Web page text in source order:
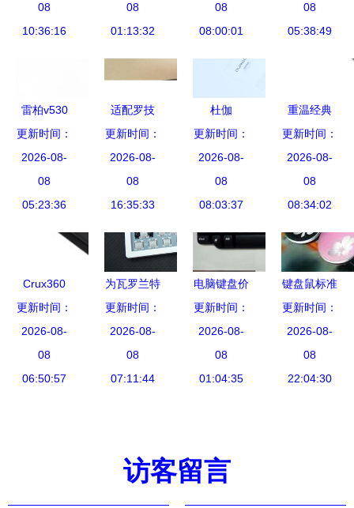
Gasket热
插拔机械键
08
10:36:16
元秒杀，无
图却出真相
08
01:13:32
RGB机械键
盘评测
08
08:00:01
机械键盘深
度评测
08
05:38:49
雷柏v530
三色键帽版
机械键盘赏
析
更新时间：
2026-08-
08
05:23:36
适配罗技
G610的透
光键帽与机
械键盘空格
键配件指南
更新时间：
2026-08-
08
16:35:33
杜伽
K330W迷
你键盘 小
巧身材下的
品质性能与
更新时间：
2026-08-
08
08:03:37
重温经典
诺基亚
6500s黑色
键盘手机及
其配件情怀
更新时间：
2026-08-
08
08:34:02
Crux360
for iPad 3
全方位解析
苹果配件键
盘的新选择
更新时间：
2026-08-
08
06:50:57
为瓦罗兰特
而生的RT
键盘
Wooting平
替醉鹿A75
更新时间：
2026-08-
08
07:11:44
电脑键盘价
格解析与键
盘配件选购
指南
更新时间：
2026-08-
08
01:04:35
键盘鼠标准
确选购指南
聚焦HP、
联想与其他
品牌的光电
更新时间：
2026-08-
08
22:04:30
访客留言